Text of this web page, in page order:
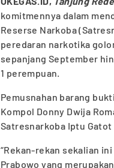
komitmennya dalam
Reserse Narkoba
peredaran narkotika
sepanjang September
1 perempuan.
Pemusnahan barang
Kompol Donny Dwija
Satresnarkoba Iptu
“Rekan-rekan sekalian
Prabowo yang